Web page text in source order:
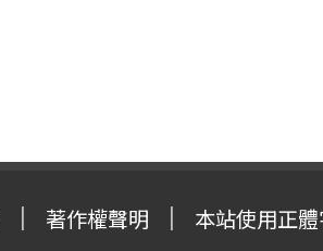
著作權聲明 本站使用正